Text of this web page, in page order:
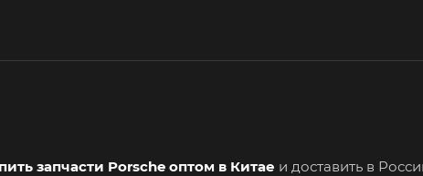
запчасти Porsche оптом в Китае и доставить в